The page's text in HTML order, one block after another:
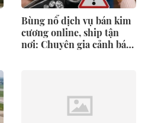
Bùng nổ dịch vụ bán kim
cương online, ship tận
nơi: Chuyên gia cảnh báo